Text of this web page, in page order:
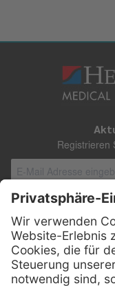
Registrieren
Henry